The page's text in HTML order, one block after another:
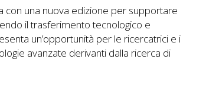
con una nuova edizione per supportare
il trasferimento tecnologico e
un’opportunità per le ricercatrici e i
avanzate derivanti dalla ricerca di